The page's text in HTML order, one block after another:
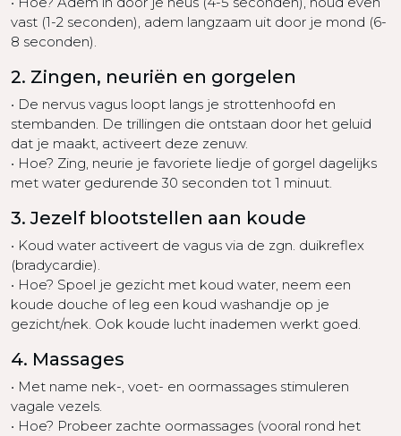
vast (1-2 seconden), adem langzaam uit door je mond (6-
8 seconden).
2. Zingen, neuriën en gorgelen
• De nervus vagus loopt langs je strottenhoofd en
stembanden. De trillingen die ontstaan door het geluid
dat je maakt, activeert deze zenuw.
• Hoe? Zing, neurie je favoriete liedje of gorgel dagelijks
met water gedurende 30 seconden tot 1 minuut.
3. Jezelf blootstellen aan koude
• Koud water activeert de vagus via de zgn. duikreflex
(bradycardie).
• Hoe? Spoel je gezicht met koud water, neem een
koude douche of leg een koud washandje op je
gezicht/nek. Ook koude lucht inademen werkt goed.
4. Massages
• Met name nek-, voet- en oormassages stimuleren
vagale vezels.
• Hoe? Probeer zachte oormassages (vooral rond het